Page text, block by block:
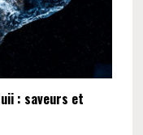
: saveurs et